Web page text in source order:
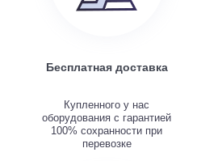
Бесплатная доставка
Купленного у нас
оборудования с гарантией
100% сохранности при
перевозке